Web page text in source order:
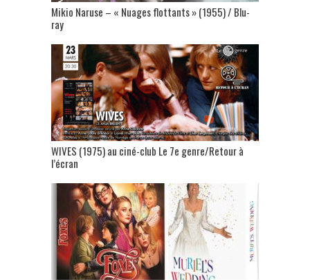
Mikio Naruse – « Nuages flottants » (1955) / Blu-
ray
WIVES (1975) au ciné-club Le 7e genre/Retour à
l’écran